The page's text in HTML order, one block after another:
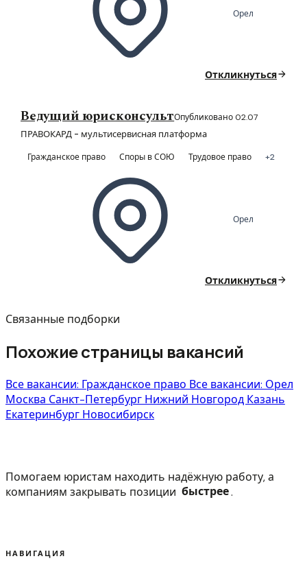
Орел
Откликнуться
Ведущий юрисконсультОпубликовано 02.07
ПРАВОКАРД - мультисервисная платформа
Гражданское право Споры в СОЮ Трудовое право +2
Орел
Откликнуться
Связанные подборки
Похожие страницы вакансий
Все вакансии: Гражданское право Все вакансии: Орел
Москва Санкт-Петербург Нижний Новгород Казань
Екатеринбург Новосибирск
Помогаем юристам находить надёжную работу, а
компаниям закрывать позиции быстрее.
НАВИГАЦИЯ